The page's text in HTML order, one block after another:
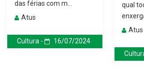
das férias com m...
Atus
Cultura - 16/07/2024
qual
Atus